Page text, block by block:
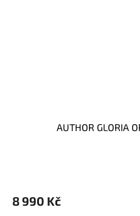
AUTHOR GLORIA
8 990 Kč